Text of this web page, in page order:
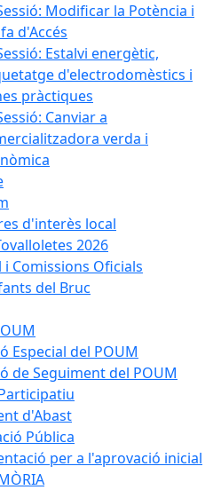
Modificar la Potència i
d'Accés
Estalvi energètic,
d'electrodomèstics i
pràctiques
Canviar a
verda i
d'interès local
2026
Comissions Oficials
del Bruc
Especial del POUM
de Seguiment del POUM
d'Abast
Pública
per a l'aprovació inicial